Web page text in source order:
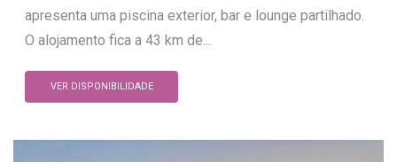
apresenta uma piscina exterior, bar e lounge partilhado.
O alojamento fica a 43 km de...
VER DISPONIBILIDADE